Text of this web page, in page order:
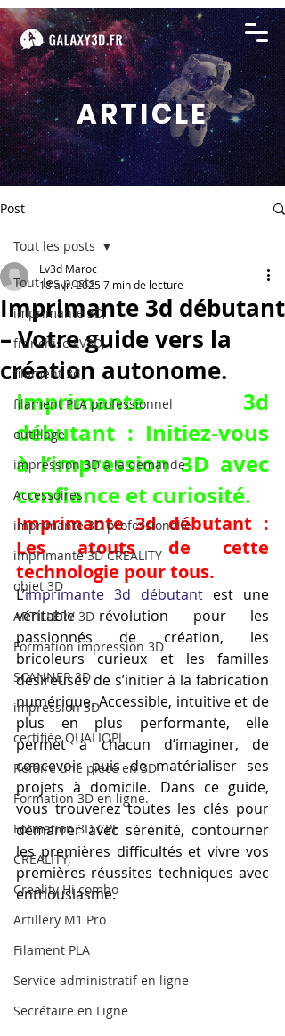
ARTICLE
Post
Tout les posts
imprimante 3D,
franchise LV3D,
filament 3d,
filament PLA professionnel
outillage
impression 3D à la demande
Accessoires
imprimante 3D professionelle
imprimante 3D CREALITY
objet 3D
ARTILLERY 3D
Formation impression 3D
SCANNER 3D
impression 3D
certifiée QUALIOPI
Refaire une piece en 3D
Formation 3D en ligne.
Formation 3D CPF
CREALITY,
Creality Hi combo
Artillery M1 Pro
Filament PLA
Service administratif en ligne
Secrétaire en Ligne
Tout les posts
Imprimante 3d débutant
– Votre guide vers la
création autonome.
Lv3d Maroc
18 avr. 20257 min de lecture
Imprimante 3d
débutant : Initiez-vous
à l’impression 3D avec
confiance et curiosité.
Imprimante 3d débutant :
Les atouts de cette
technologie pour tous.
L’imprimante 3d débutant est une
véritable révolution pour les
passionnés de création, les
bricoleurs curieux et les familles
désireuses de s’initier à la fabrication
numérique. Accessible, intuitive et de
plus en plus performante, elle
permet à chacun d’imaginer, de
concevoir puis de matérialiser ses
projets à domicile. Dans ce guide,
vous trouverez toutes les clés pour
démarrer avec sérénité, contourner
les premières difficultés et vivre vos
premières réussites techniques avec
enthousiasme.